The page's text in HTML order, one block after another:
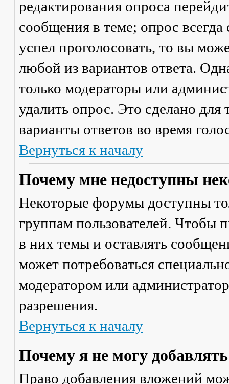
редактирования опроса
сообщения в теме; опрос
успел проголосовать, то вы
любой из вариантов ответа.
только модераторы или
удалить опрос. Это сделано для
варианты ответов во время
Вернуться к началу
Почему мне недоступны
Некоторые форумы доступны
группам пользователей. Чтобы
в них темы и оставлять
может потребоваться
модератором или
разрешения.
Вернуться к началу
Почему я не могу
Право добавления вложений